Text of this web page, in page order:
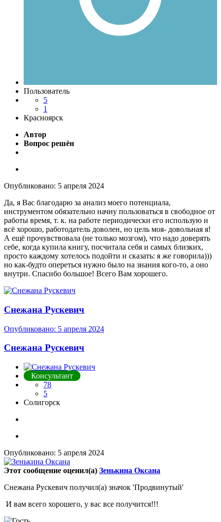
Пользователь
5
1
Красноярск
Автор
Вопрос решён
Опубликовано: 5 апреля 2024
Да, я Вас благодарю за анализ моего потенциала,
инструментом обязательно начну пользоваться в свободное от
работы время, т. к. на работе периодически его использую и
всë хорошо, работодатель доволен, но цель моя- довольная я!
А ещë прочувствовала (не только мозгом), что надо доверять
себе, когда купила книгу, посчитала себя и самых близких,
просто каждому хотелось подойти и сказать: я же говорила)))
но как-будто опереться нужно было на знания кого-то, а оно
внутри. Спасибо большое! Всего Вам хорошего.
Снежана Рускевич
Опубликовано: 5 апреля 2024
Снежана Рускевич
Консультант
78
5
Солигорск
Опубликовано: 5 апреля 2024
Этот сообщение оценил(а) Зенькина Оксана
Снежана Рускевич получил(а) значок 'Продвинутый'
И вам всего хорошего, у вас все получится!!!